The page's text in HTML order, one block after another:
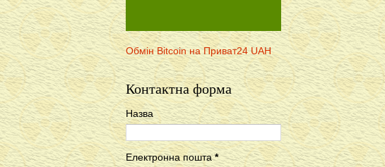
Обмін Bitcoin на Приват24 UAH
Контактна форма
Назва
Електронна пошта*